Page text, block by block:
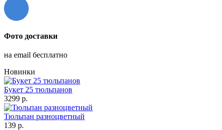
Фото доставки
на email бесплатно
Новинки
Букет 25 тюльпанов
3299 р.
Тюльпан разноцветный
139 р.